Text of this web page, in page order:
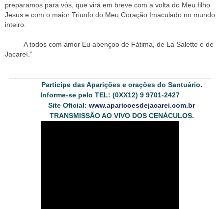
preparamos para vós, que virá em breve com a volta do Meu filho
Jesus e com o maior Triunfo do Meu Coração Imaculado no mundo
inteiro.
A todos com amor Eu abençoo de Fátima, de La Salette e de
Jacareí.”
Participe das Aparições e orações do Santuário.
Informe-se pelo TEL: (0XX12) 9 9701-2427
Site Oficial:www.aparicoesdejacarei.com.br
TRANSMISSÃO AO VIVO DOS CENÁCULOS.